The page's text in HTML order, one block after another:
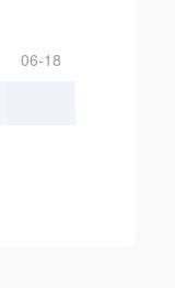
06-18